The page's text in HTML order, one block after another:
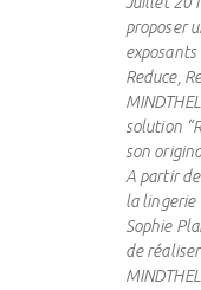
proposer
Reduce,
solution
son
A partir
la lingerie
Sophie
de